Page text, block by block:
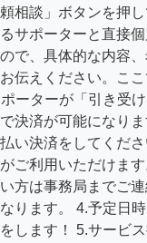
相談」ボタンを押
サポーターと直接
で、具体的な内容
伝えください。こ
ーターが「引き受
決済が可能になり
い決済をしてくださ
ご利用いただけま
方は事務局までご
ります。 4.予定日
します！ 5.サービ